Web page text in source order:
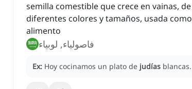
semilla comestible que crece en vainas, de
diferentes colores y tamaños, usada como
alimento
فاصولياء, لوبياء
Ex: Hoy cocinamos un plato de judías blancas.